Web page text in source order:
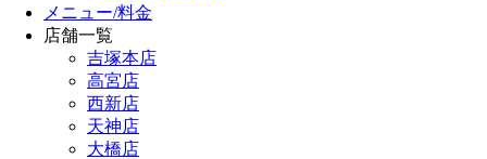
メニュー/料金
店舗一覧
吉塚本店
高宮店
西新店
天神店
大橋店